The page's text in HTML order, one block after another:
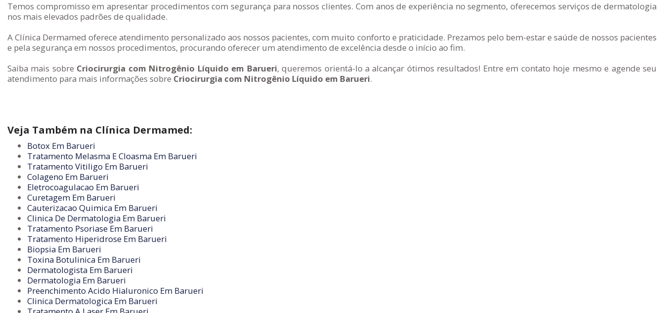
Temos compromisso em apresentar procedimentos com segurança para nossos clientes. Com anos de experiência no segmento, oferecemos serviços de dermatologia
nos mais elevados padrões de qualidade.
A Clínica Dermamed oferece atendimento personalizado aos nossos pacientes, com muito conforto e praticidade. Prezamos pelo bem-estar e saúde de nossos pacientes
e pela segurança em nossos procedimentos, procurando oferecer um atendimento de excelência desde o início ao fim.
Saiba mais sobre Criocirurgia com Nitrogênio Líquido em Barueri, queremos orientá-lo a alcançar ótimos resultados! Entre em contato hoje mesmo e agende seu
atendimento para mais informações sobre Criocirurgia com Nitrogênio Líquido em Barueri.
Veja Também na Clínica Dermamed:
Botox Em Barueri
Tratamento Melasma E Cloasma Em Barueri
Tratamento Vitiligo Em Barueri
Colageno Em Barueri
Eletrocoagulacao Em Barueri
Curetagem Em Barueri
Cauterizacao Quimica Em Barueri
Clinica De Dermatologia Em Barueri
Tratamento Psoriase Em Barueri
Tratamento Hiperidrose Em Barueri
Biopsia Em Barueri
Toxina Botulinica Em Barueri
Dermatologista Em Barueri
Dermatologia Em Barueri
Preenchimento Acido Hialuronico Em Barueri
Clinica Dermatologica Em Barueri